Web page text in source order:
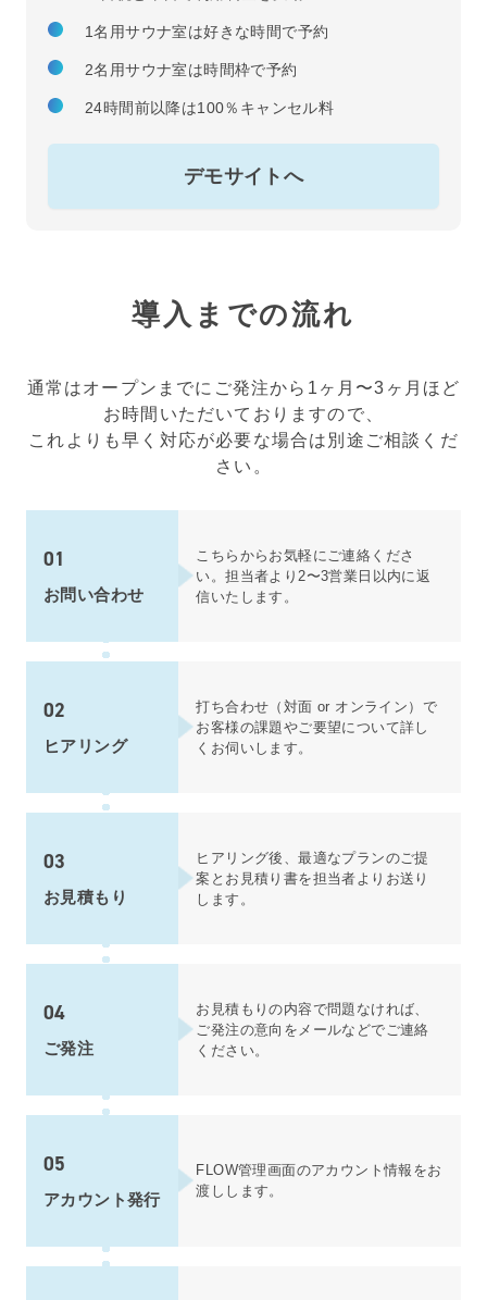
1名用サウナ室は好きな時間で予約
2名用サウナ室は時間枠で予約
24時間前以降は100％キャンセル料
デモサイトへ
導入までの流れ
通常はオープンまでにご発注から1ヶ月〜3ヶ月ほど
お時間いただいておりますので、
これよりも早く対応が必要な場合は別途ご相談くだ
さい。
01
お問い合わせ
こちら からお気軽にご連絡くださ
い。担当者より2〜3営業日以内に返
信いたします。
02
ヒアリング
打ち合わせ（対面 or オンライン）で
お客様の課題やご要望について詳し
くお伺いします。
03
お見積もり
ヒアリング後、最適なプランのご提
案とお見積り書を担当者よりお送り
します。
04
ご発注
お見積もりの内容で問題なければ、
ご発注の意向をメールなどでご連絡
ください。
05
アカウント発行
FLOW管理画面のアカウント情報をお
渡しします。